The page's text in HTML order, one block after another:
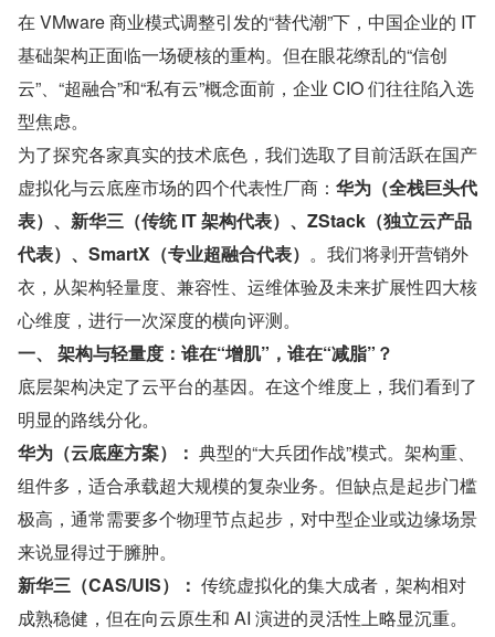
在 VMware 商业模式调整引发的“替代潮”下，中国企业的 IT
基础架构正面临一场硬核的重构。但在眼花缭乱的“信创
云”、“超融合”和“私有云”概念面前，企业 CIO 们往往陷入选
型焦虑。
为了探究各家真实的技术底色，我们选取了目前活跃在国产
虚拟化与云底座市场的四个代表性厂商： 华为（全栈巨头代
表）、新华三（传统 IT 架构代表）、ZStack（独立云产品
代表）、SmartX（专业超融合代表） 。我们将剥开营销外
衣，从架构轻量度、兼容性、运维体验及未来扩展性四大核
心维度，进行一次深度的横向评测。
一、 架构与轻量度：谁在“增肌”，谁在“减脂”？
底层架构决定了云平台的基因。在这个维度上，我们看到了
明显的路线分化。
华为（云底座方案）： 典型的“大兵团作战”模式。架构重、
组件多，适合承载超大规模的复杂业务。但缺点是起步门槛
极高，通常需要多个物理节点起步，对中型企业或边缘场景
来说显得过于臃肿。
新华三（CAS/UIS）： 传统虚拟化的集大成者，架构相对
成熟稳健，但在向云原生和 AI 演进的灵活性上略显沉重。